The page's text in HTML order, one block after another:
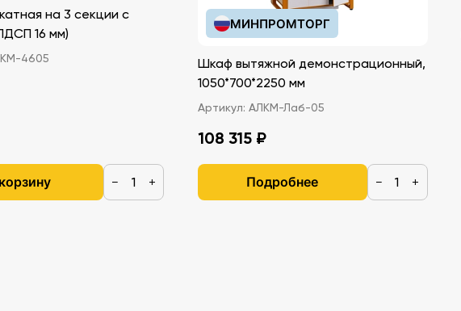
на 3 секции с
(ЛДСП 16 мм)
4605
− +
МИНПРОМТОРГ
Шкаф вытяжной демонстрационный,
1050*700*2250 мм
Артикул: АЛКМ-Лаб-05
108 315 ₽
Подробнее − +